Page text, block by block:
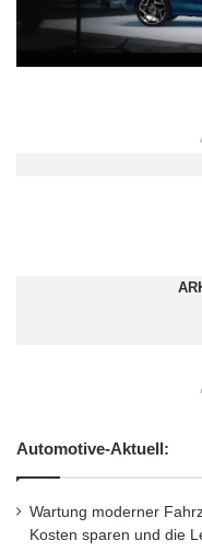
Automotive-Aktuell:
Wartung moderner
Kosten sparen und die